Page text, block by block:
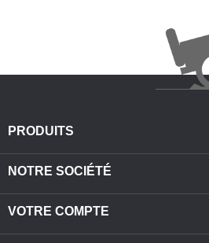
PRODUITS
NOTRE SOCIÉTÉ
VOTRE COMPTE